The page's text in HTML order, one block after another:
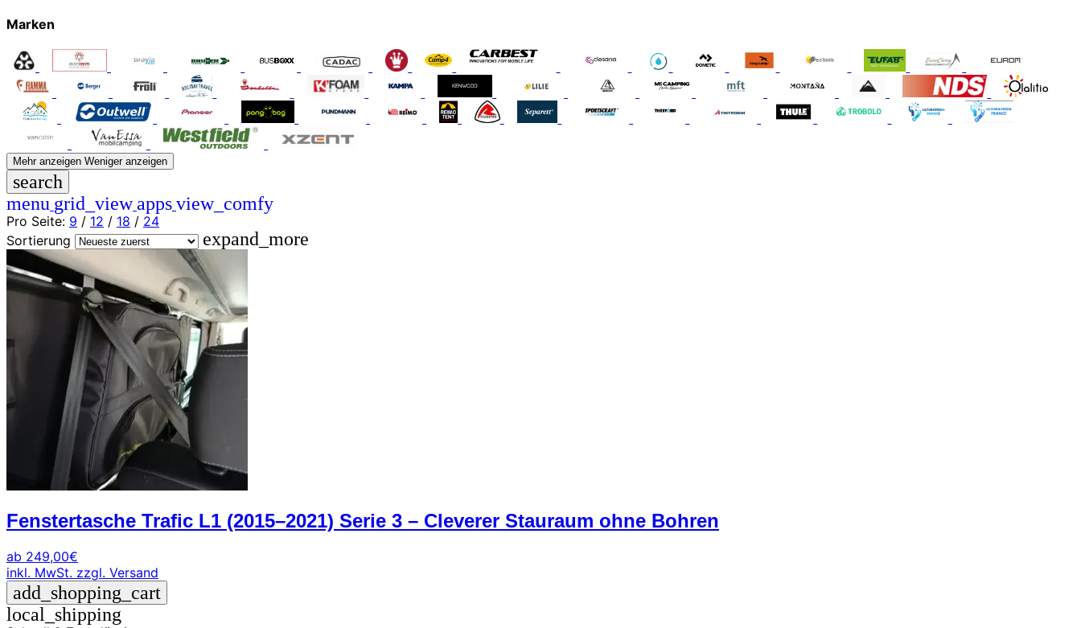
Marken
Mehr anzeigen Weniger anzeigen
search
menu grid_viewappsview_comfy
Pro Seite: 9 / 12 / 18 / 24
Sortierung
expand_more
Fenstertasche Trafic L1 (2015–2021) Serie 3 – Cleverer Stauraum ohne Bohren
ab 249,00€
inkl. MwSt. zzgl. Versand
add_shopping_cart
local_shipping